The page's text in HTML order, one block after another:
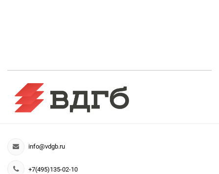
info@vdgb.ru
+7(495)135-02-10